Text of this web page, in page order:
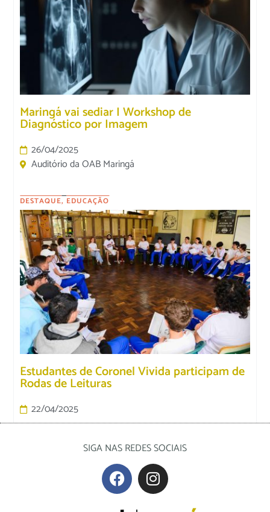
Maringá vai sediar I Workshop de
Diagnóstico por Imagem
26/04/2025
Auditório da OAB Maringá
DESTAQUE, EDUCAÇÃO
Estudantes de Coronel Vivida participam de
Rodas de Leituras
22/04/2025
SIGA NAS REDES SOCIAIS